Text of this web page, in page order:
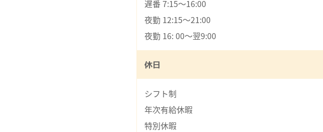
遅番 7:15～16:00
夜勤 12:15～21:00
夜勤 16: 00～翌9:00
休日
シフト制
年次有給休暇
特別休暇